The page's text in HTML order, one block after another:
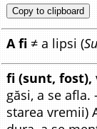
Copy to clipboard
A fi ≠ a lipsi (
fi (sunt, fost),
găsi, a se afla.
starea vremii)